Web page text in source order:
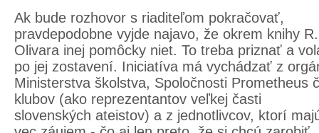
Ak bude rozhovor s riaditeľom pokračovať,
pravdepodobne vyjde najavo, že okrem knihy
Olivara inej pomôcky niet. To treba priznať a
po jej zostavení. Iniciatíva má vychádzať z
Ministerstva školstva, Spoločnosti Prometheus
klubov (ako reprezentantov veľkej časti
slovenských ateistov) a z jednotlivcov, ktorí